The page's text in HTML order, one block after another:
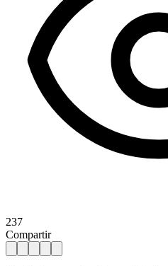
237
Compartir